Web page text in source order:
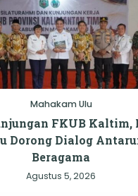
Mahakam Ulu
FKUB Kaltim,
Dorong Dialog
Beragama
Agustus 5, 2026